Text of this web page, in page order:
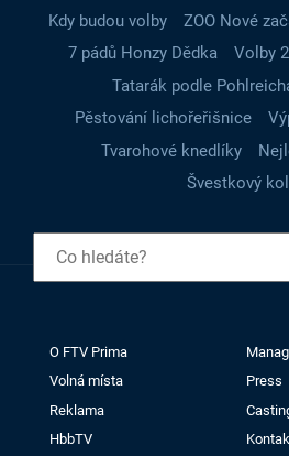
Kdy budou volby
ZOO Nové
7 pádů Honzy Dědka
Volby
Tatarák podle
Pěstování lichořeřišnice
Tvarohové knedlíky
Švestkový
O FTV Prima
Volná místa
Press
Reklama
HbbTV